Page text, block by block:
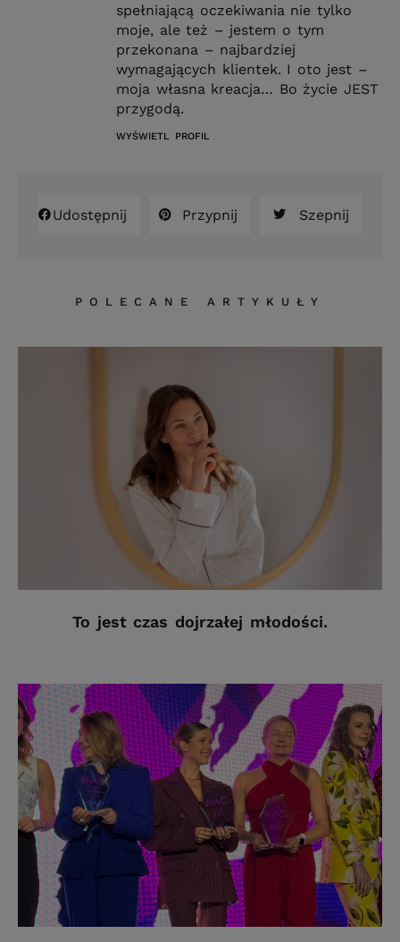
spełniającą oczekiwania nie tylko
moje, ale też – jestem o tym
przekonana – najbardziej
wymagających klientek. I oto jest –
moja własna kreacja… Bo życie JEST
przygodą.
WYŚWIETL PROFIL
Udostępnij Przypnij Szepnij
POLECANE ARTYKUŁY
To jest czas dojrzałej młodości.